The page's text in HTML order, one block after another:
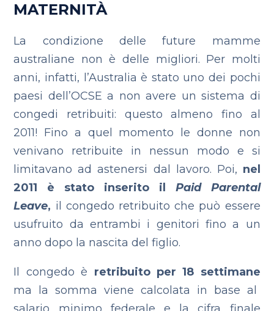
MATERNITÀ
La condizione delle future mamme
australiane non è delle migliori. Per molti
anni, infatti, l’Australia è stato uno dei pochi
paesi dell’OCSE a non avere un sistema di
congedi retribuiti: questo almeno fino al
2011! Fino a quel momento le donne non
venivano retribuite in nessun modo e si
limitavano ad astenersi dal lavoro. Poi, nel
2011 è stato inserito il Paid Parental
Leave, il congedo retribuito che può essere
usufruito da entrambi i genitori fino a un
anno dopo la nascita del figlio.
Il congedo è retribuito per 18 settimane
ma la somma viene calcolata in base al